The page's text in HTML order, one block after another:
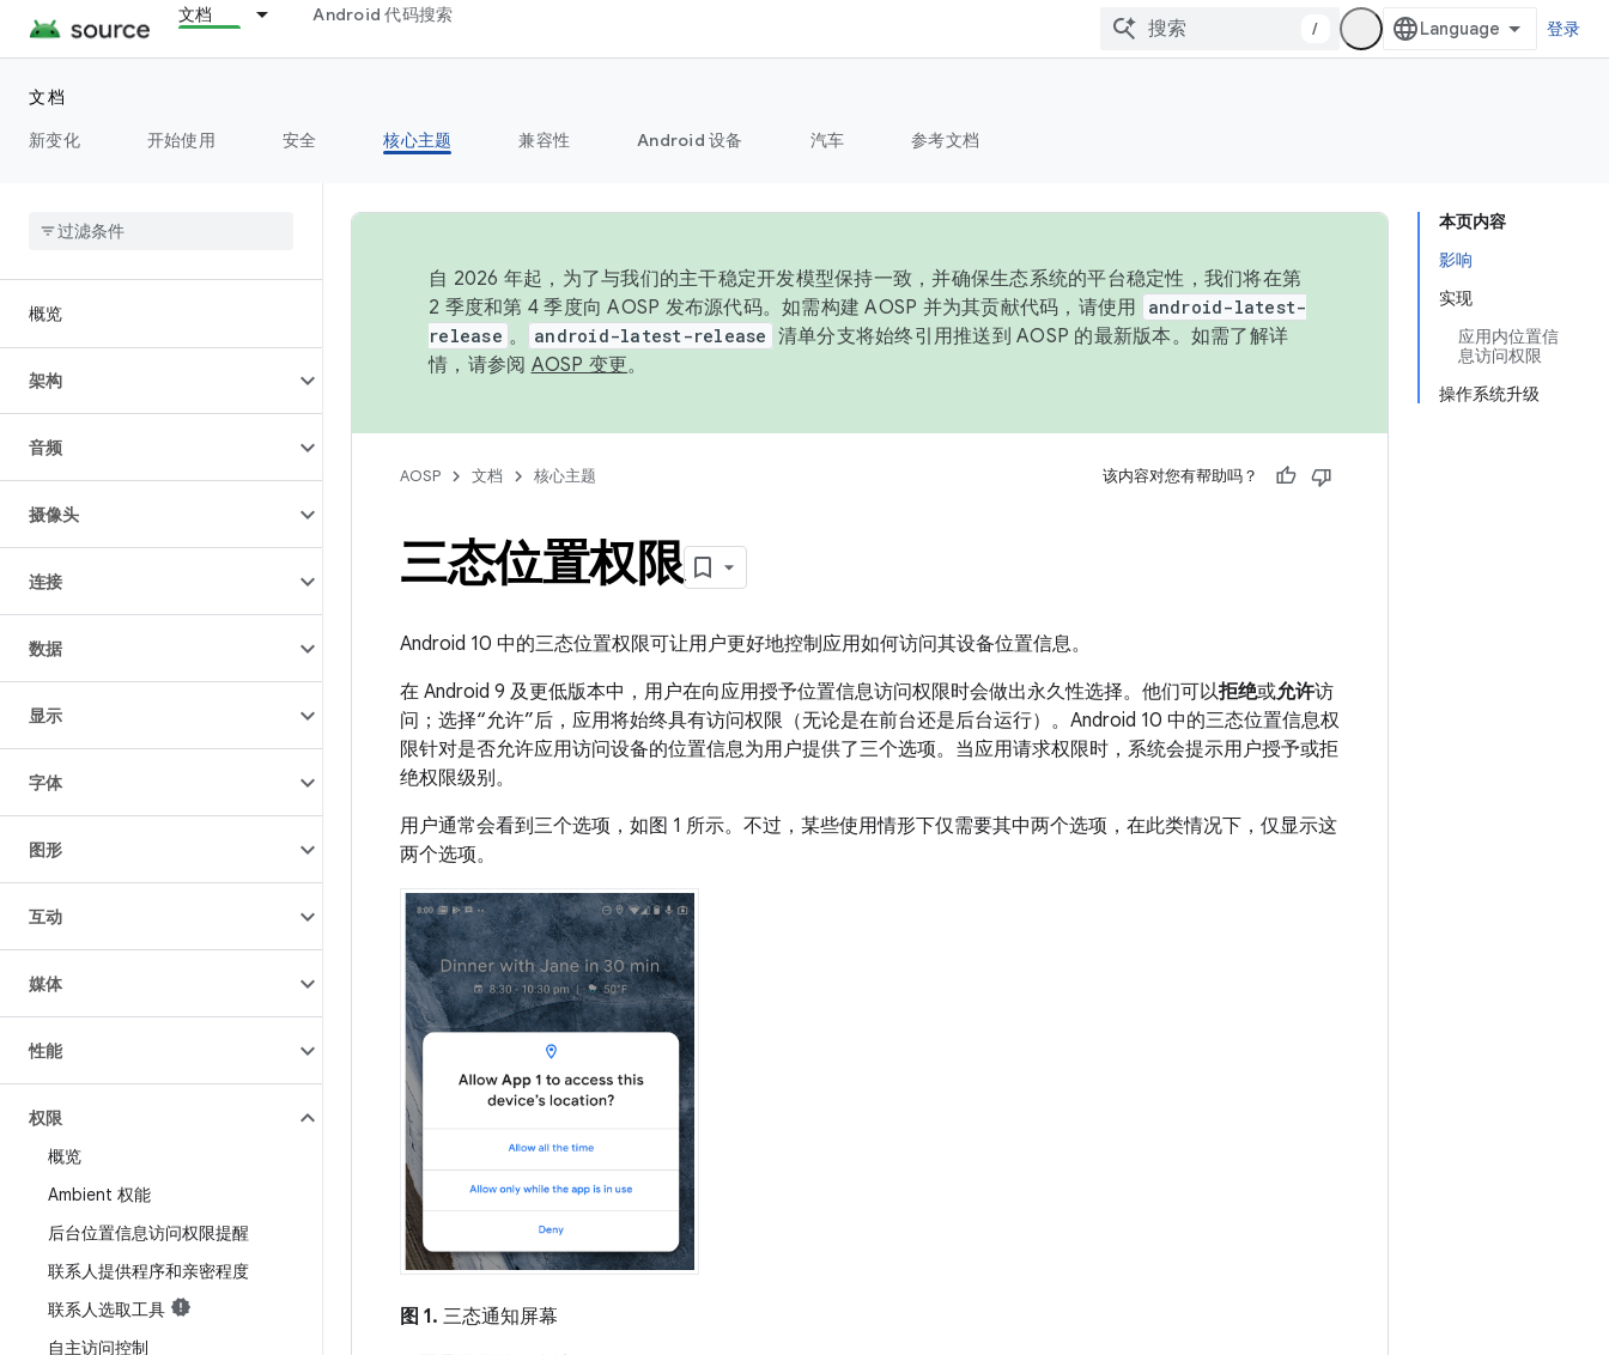
文档 Android 代码搜索
/ 登录
文档
新变化
开始使用 安全 核心主题 兼容性 Android 设备 汽车 参考文档
概览
架构
音频
摄像头
连接
数据
显示
字体
图形
互动
媒体
性能
权限
概览
Ambient 权能
后台位置信息访问权限提醒
联系人提供程序和亲密程度
联系人选取工具
自主访问控制
本页内容
影响
实现
应用内位置信
息访问权限
操作系统升级
自 2026 年起，为了与我们的主干稳定开发模型保持一致，并确保生态系统的平台稳定性，我们将在第
2 季度和第 4 季度向 AOSP 发布源代码。如需构建 AOSP 并为其贡献代码，请使用
android-latest-
release 。 android-latest-release 清单分支将始终引用推送到 AOSP 的最新版本。如需了解详
情，请参阅 AOSP 变更。
AOSP 文档 核心主题 该内容对您有帮助吗？
三态位置权限
Android 10 中的三态位置权限可让用户更好地控制应用如何访问其设备位置信息。
在 Android 9 及更低版本中，用户在向应用授予位置信息访问权限时会做出永久性选择。他们可以拒绝或允许访
问；选择“允许”后，应用将始终具有访问权限（无论是在前台还是后台运行）。Android 10 中的三态位置信息权
限针对是否允许应用访问设备的位置信息为用户提供了三个选项。当应用请求权限时，系统会提示用户授予或拒
绝权限级别。
用户通常会看到三个选项，如图 1 所示。不过，某些使用情形下仅需要其中两个选项，在此类情况下，仅显示这
两个选项。
图 1. 三态通知屏幕